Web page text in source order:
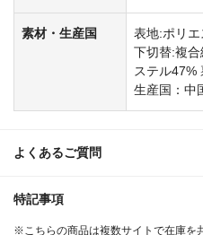
素材・生産国
表地:ポリ
下切替:複
ステル47%
生産国：中
よくあるご質問
特記事項
※こちらの商品は複数サイトで在庫を